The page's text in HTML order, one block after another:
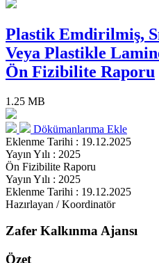
Plastik Emdirilmiş,
Veya Plastikle
Ön Fizibilite Raporu
1.25 MB
Dökümanlarıma Ekle
Eklenme Tarihi : 19.12.2025
Yayın Yılı : 2025
Ön Fizibilite Raporu
Yayın Yılı : 2025
Eklenme Tarihi : 19.12.2025
Hazırlayan / Koordinatör
Zafer Kalkınma Ajansı
Özet